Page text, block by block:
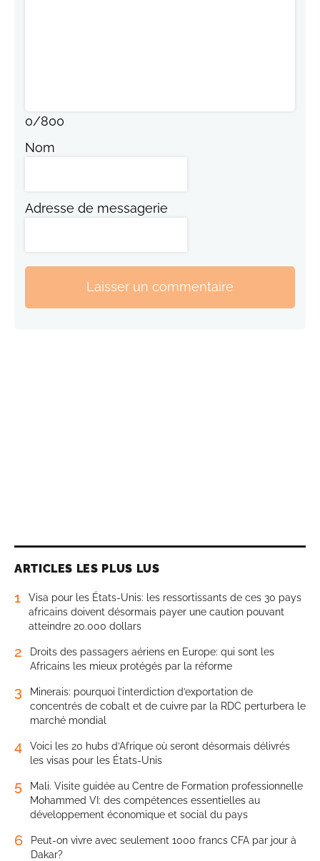
0/800
Nom
Adresse de messagerie
Laisser un commentaire
ARTICLES LES PLUS LUS
1
Visa pour les États-Unis: les ressortissants de ces 30 pays
africains doivent désormais payer une caution pouvant
atteindre 20.000 dollars
2
Droits des passagers aériens en Europe: qui sont les
Africains les mieux protégés par la réforme
3
Minerais: pourquoi l’interdiction d’exportation de
concentrés de cobalt et de cuivre par la RDC perturbera le
marché mondial
4
Voici les 20 hubs d’Afrique où seront désormais délivrés
les visas pour les États-Unis
5
Mali. Visite guidée au Centre de Formation professionnelle
Mohammed VI: des compétences essentielles au
développement économique et social du pays
6
Peut-on vivre avec seulement 1000 francs CFA par jour à
Dakar?